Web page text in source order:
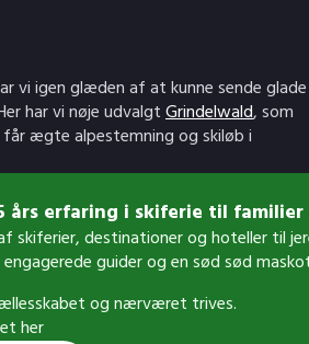
vi igen glæden af at kunne sende glade
har vi nøje udvalgtGrindelwald, som
ægte alpestemning og skiløb i
års erfaring i skiferie til familier
skiferier, destinationer og hoteller til
guider og en sød sød
og nærværet trives.
her